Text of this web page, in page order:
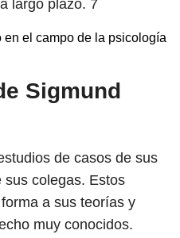
largo plazo. 7
el campo de la psicología
Sigmund
de casos de sus
sus colegas. Estos
a sus teorías y
muy conocidos.